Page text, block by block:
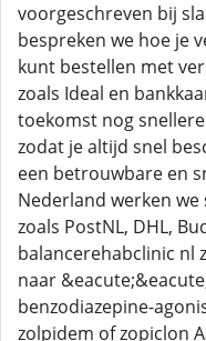
voorgeschreven bij
bespreken we hoe je
kunt bestellen met
zoals Ideal en
toekomst nog
zodat je altijd snel
een betrouwbare en
Nederland werken
zoals PostNL, DHL,
balancerehabclinic nl
naar
benzodiazepine-
zolpidem of zopiclon